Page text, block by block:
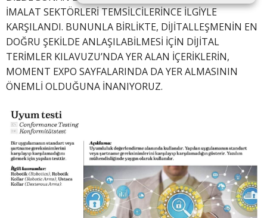
İMALAT SEKTÖRLERİ TEMSİLCİLERİNCE İLGİYLE
KARŞILANDI. BUNUNLA BİRLİKTE, DİJİTALLEŞMENİN EN
DOĞRU ŞEKİLDE ANLAŞILABİLMESİ İÇİN DİJİTAL
TERİMLER KILAVUZU’NDA YER ALAN İÇERİKLERİN,
MOMENT EXPO SAYFALARINDA DA YER ALMASININ
ÖNEMLİ OLDUĞUNA İNANIYORUZ.